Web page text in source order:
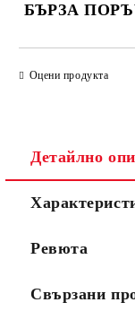
БЪРЗА
Ние ще се
Оцени продукта
Детайлно
Ревюта
Свързани